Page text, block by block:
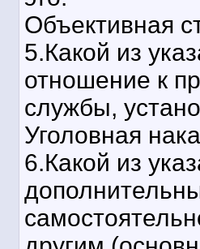
Объективная
5.Какой из
отношение к
службы,
Уголовная
6.Какой из